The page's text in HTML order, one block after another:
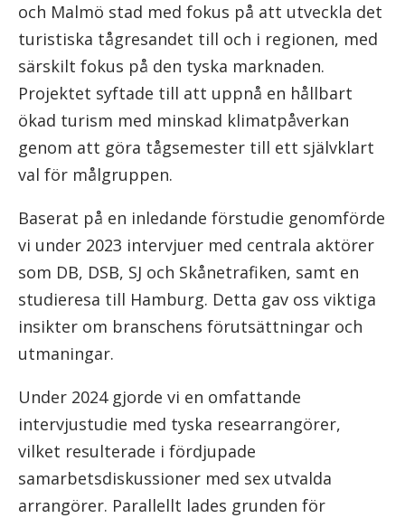
och Malmö stad med fokus på att utveckla det
turistiska tågresandet till och i regionen, med
särskilt fokus på den tyska marknaden.
Projektet syftade till att uppnå en hållbart
ökad turism med minskad klimatpåverkan
genom att göra tågsemester till ett självklart
val för målgruppen.
Baserat på en inledande förstudie genomförde
vi under 2023 intervjuer med centrala aktörer
som DB, DSB, SJ och Skånetrafiken, samt en
studieresa till Hamburg. Detta gav oss viktiga
insikter om branschens förutsättningar och
utmaningar.
Under 2024 gjorde vi en omfattande
intervjustudie med tyska researrangörer,
vilket resulterade i fördjupade
samarbetsdiskussioner med sex utvalda
arrangörer. Parallellt lades grunden för